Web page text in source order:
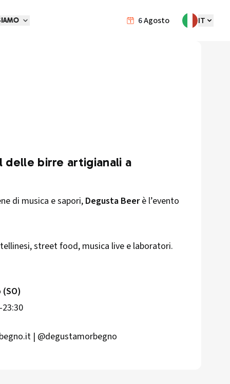
6Agosto IT
delle birre artigianali a
di musica e sapori,Degusta Beerè l’evento
street food, musica live e laboratori.
| @degustamorbegno